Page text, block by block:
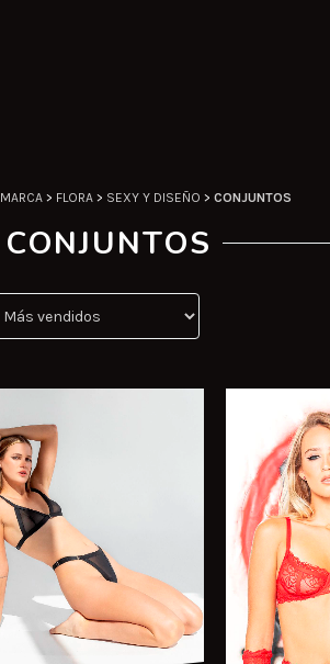
> FLORA > SEXY Y DISEÑO > CONJUNTOS
CONJUNTOS